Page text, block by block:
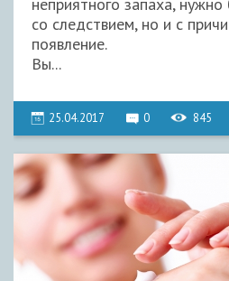
со следствием, но и с
появление.
Вы...
25.04.2017 0 845